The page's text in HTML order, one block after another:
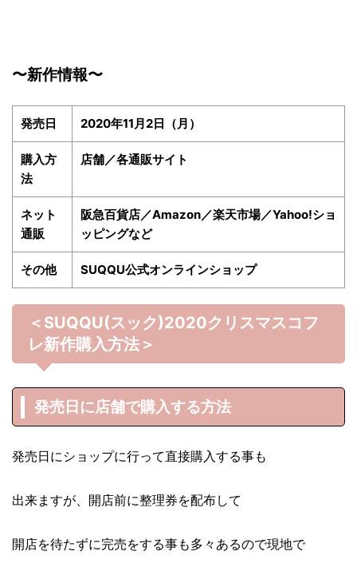
〜新作情報〜
発売日 2020年11月2日（月）
購入方
法
店舗／各通販サイト
ネット
通販
阪急百貨店／Amazon／楽天市場／Yahoo!ショ
ッピングなど
その他 SUQQU公式オンラインショップ
＜SUQQU(スック)2020クリスマスコフ
レ新作購入方法＞
発売日に店舗で購入する方法
発売日にショップに行って直接購入する事も
出来ますが、開店前に整理券を配布して
開店を待たずに完売をする事も多々あるので現地で